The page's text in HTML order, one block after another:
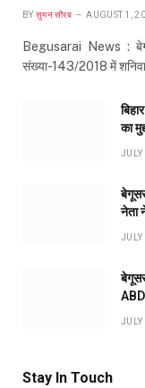
BY सुमन सौरब AUGUST 1,
Begusarai News :
संख्या-143/2018 में
का
JULY
नेता
JULY
JULY
Stay In Touch